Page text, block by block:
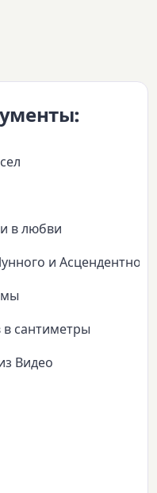
в любви
и Асцендентного
сантиметры
Видео